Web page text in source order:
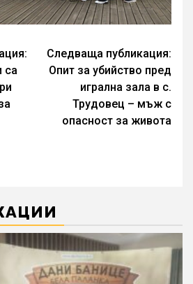
са
Следваща публикация:
Опит за убийство пред
игрална зала в с.
Трудовец – мъж с
опасност за живота